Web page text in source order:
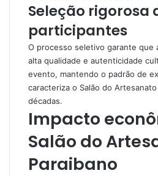
Seleção rigorosa
participantes
O processo seletivo garante que
alta qualidade e autenticidade
evento, mantendo o padrão de
caracteriza o Salão do
décadas.
Impacto
Salão do
Paraibano